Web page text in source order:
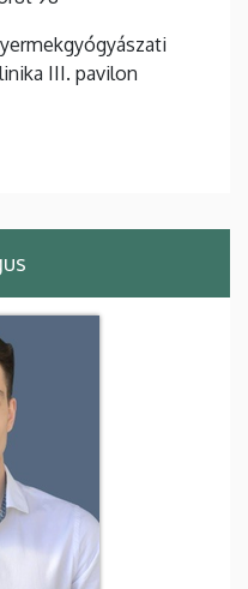
III. pavilon